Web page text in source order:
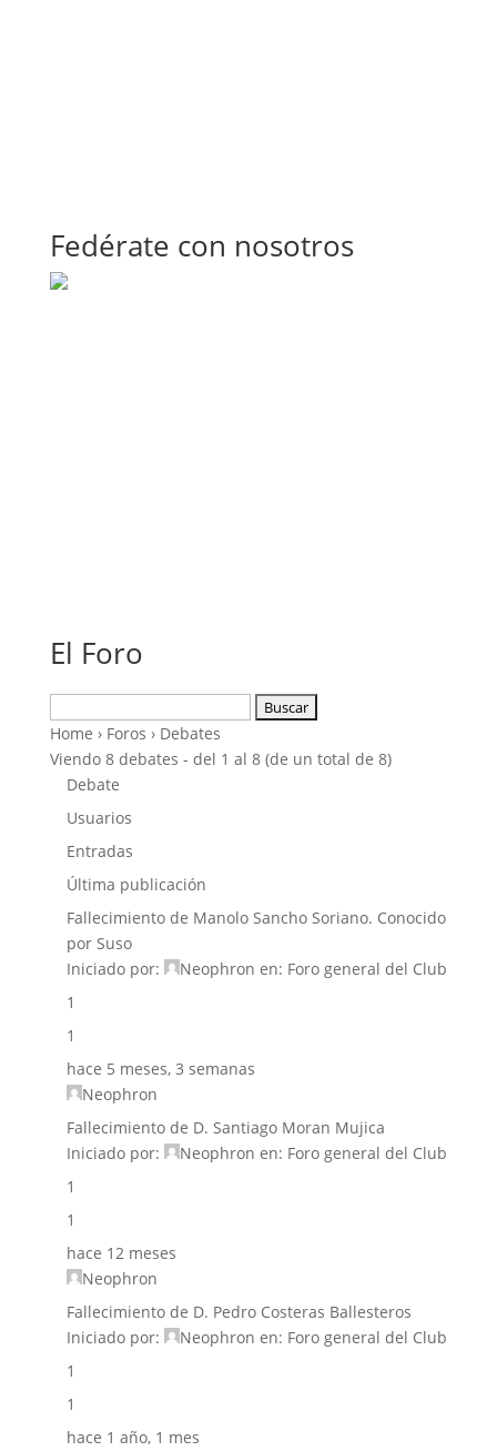
Fedérate con nosotros
El Foro
Home › Foros › Debates
Viendo 8 debates - del 1 al 8 (de un total de 8)
Debate
Usuarios
Entradas
Última publicación
Fallecimiento de Manolo Sancho Soriano. Conocido
por Suso
Iniciado por:
Neophron en: Foro general del Club
1
1
hace 5 meses, 3 semanas
Neophron
Fallecimiento de D. Santiago Moran Mujica
Iniciado por:
Neophron en: Foro general del Club
1
1
hace 12 meses
Neophron
Fallecimiento de D. Pedro Costeras Ballesteros
Iniciado por:
Neophron en: Foro general del Club
1
1
hace 1 año, 1 mes